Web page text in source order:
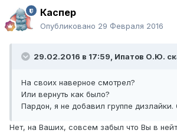
Каспер
Опубликовано 29 Февраля 2016
29.02.2016 в 17:59, Ипатов О.Ю.
На своих наверное смотрел?
Или вернуть как было?
Пардон, я не добавил группе дизлайки.
Нет, на Ваших, совсем забыл что Вы в